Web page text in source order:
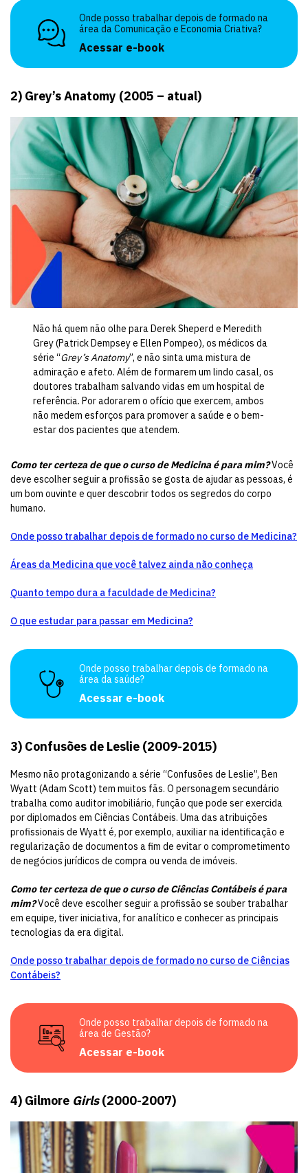
Onde posso trabalhar depois de formado na
área da Comunicação e Economia Criativa?
Acessar e-book
2) Grey’s Anatomy (2005 – atual)
Não há quem não olhe para Derek Sheperd e Meredith
Grey (Patrick Dempsey e Ellen Pompeo), os médicos da
série “Grey’s Anatomy”, e não sinta uma mistura de
admiração e afeto. Além de formarem um lindo casal, os
doutores trabalham salvando vidas em um hospital de
referência. Por adorarem o ofício que exercem, ambos
não medem esforços para promover a saúde e o bem-
estar dos pacientes que atendem.
Como ter certeza de que o curso de Medicina é para mim?Você
deve escolher seguir a profissão se gosta de ajudar as pessoas, é
um bom ouvinte e quer descobrir todos os segredos do corpo
humano.
Onde posso trabalhar depois de formado no curso de Medicina?
Áreas da Medicina que você talvez ainda não conheça
Quanto tempo dura a faculdade de Medicina?
O que estudar para passar em Medicina?
Onde posso trabalhar depois de formado na
área da saúde?
Acessar e-book
3) Confusões de Leslie (2009-2015)
Mesmo não protagonizando a série “Confusões de Leslie”, Ben
Wyatt (Adam Scott) tem muitos fãs. O personagem secundário
trabalha como auditor imobiliário, função que pode ser exercida
por diplomados em Ciências Contábeis. Uma das atribuições
profissionais de Wyatt é, por exemplo, auxiliar na identificação e
regularização de documentos a fim de evitar o comprometimento
de negócios jurídicos de compra ou venda de imóveis.
Como ter certeza de que o curso de Ciências Contábeis é para
mim?Você deve escolher seguir a profissão se souber trabalhar
em equipe, tiver iniciativa, for analítico e conhecer as principais
tecnologias da era digital.
Onde posso trabalhar depois de formado no curso de Ciências
Contábeis?
Onde posso trabalhar depois de formado na
área de Gestão?
Acessar e-book
4) Gilmore Girls(2000-2007)